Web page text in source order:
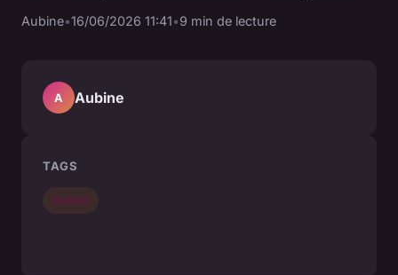
Aubine•16/06/2026 11:41•9 min de lecture
A Aubine
TAGS
maison